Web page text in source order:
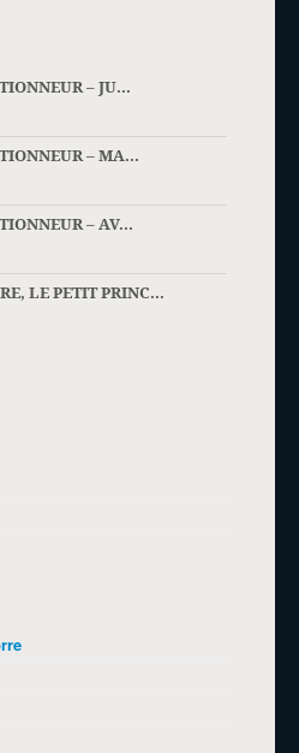
– JU...
– MA...
– AV...
LE PETIT PRINC...